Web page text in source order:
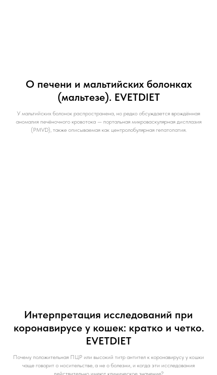
О печени и мальтийских болонках
(мальтезе). EVETDIET
У мальтийских болонок распространена, но редко обсуждается врождённая
аномалия печёночного кровотока — портальная микроваскулярная дисплазия
(PMVD), также описываемая как центролобулярная гепатопатия.
Интерпретация исследований при
коронавирусе у кошек: кратко и четко.
EVETDIET
Почему положительная ПЦР или высокий титр антител к коронавирусу у кошки
чаще говорит о носительстве, а не о болезни, и когда эти исследования